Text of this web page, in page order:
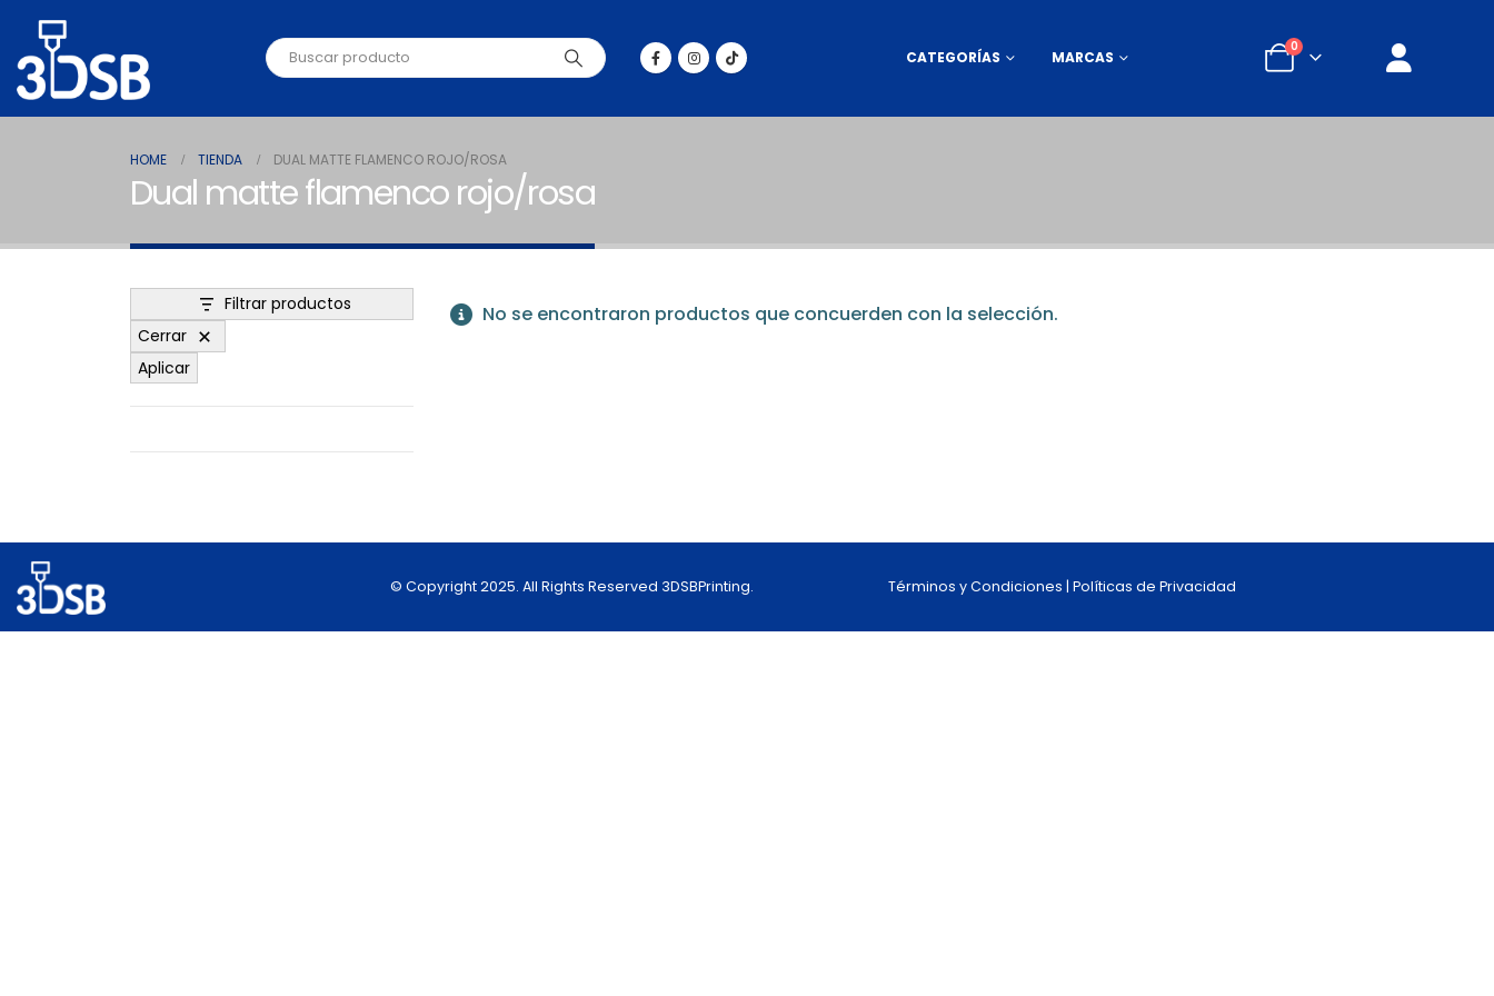
CATEGORÍAS MARCAS
0
HOME TIENDA DUAL MATTE FLAMENCO ROJO/ROSA
Dual matte flamenco rojo/rosa
No se encontraron productos que concuerden con la selección.
Filtrar productos
Cerrar
Aplicar
© Copyright 2025. All Rights Reserved 3DSBPrinting. Términos y Condiciones | Políticas de Privacidad